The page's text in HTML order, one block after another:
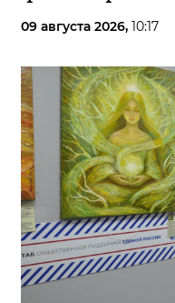
09 августа 2026, 10:17